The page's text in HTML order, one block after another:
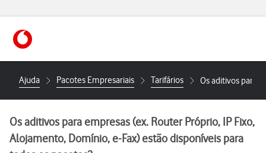
Ajuda Pacotes Empresariais Tarifários Os aditivos para
Os aditivos para empresas (ex. Router Próprio, IP Fixo,
Alojamento, Domínio, e-Fax) estão disponíveis para